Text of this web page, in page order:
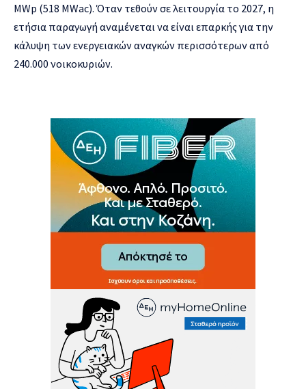
MWp (518 MWac). Όταν τεθούν σε λειτουργία το 2027, η
ετήσια παραγωγή αναμένεται να είναι επαρκής για την
κάλυψη των ενεργειακών αναγκών περισσότερων από
240.000 νοικοκυριών.